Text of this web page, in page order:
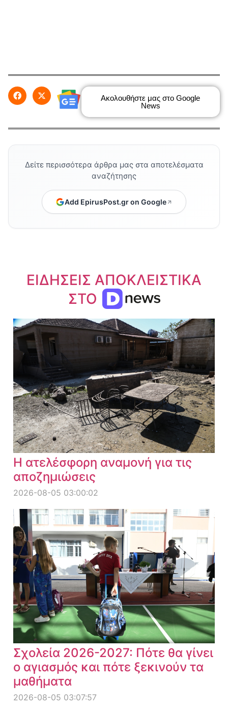
Ακολουθήστε μας στο Google
News
Δείτε περισσότερα άρθρα μας στα αποτελέσματα
αναζήτησης
Add EpirusPost.gr on Google
ΕΙΔΗΣΕΙΣ ΑΠΟΚΛΕΙΣΤΙΚΑ
ΣΤΟ
Η ατελέσφορη αναμονή για τις
αποζημιώσεις
2026-08-05 03:00:02
Σχολεία 2026-2027: Πότε θα γίνει
ο αγιασμός και πότε ξεκινούν τα
μαθήματα
2026-08-05 03:07:57